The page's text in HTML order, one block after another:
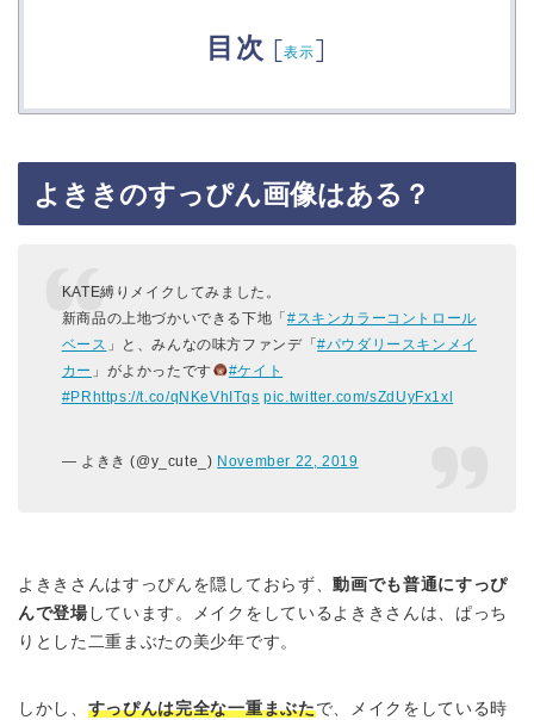
目次 [表示]
よききのすっぴん画像はある？
KATE縛りメイクしてみました。
新商品の上地づかいできる下地「 #スキンカラーコントロール
ベース 」と、みんなの味方ファンデ「#パウダリースキンメイ
カー 」がよかったです
#ケイト
#PR https://t.co/qNKeVhITqs pic.twitter.com/sZdUyFx1xl
— よきき (@y_cute_) November 22, 2019
よききさんはすっぴんを隠しておらず、動画でも普通にすっぴ
んで登場しています。メイクをしているよききさんは、ぱっち
りとした二重まぶたの美少年です。
しかし、 すっぴんは完全な一重まぶたで、メイクをしている時